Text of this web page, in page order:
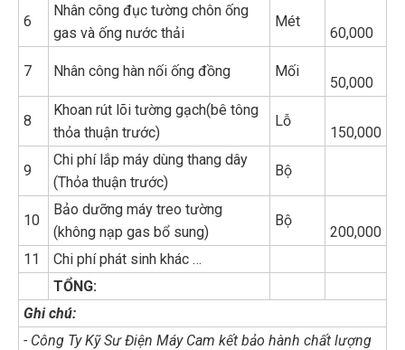
6
Nhân công đục tường chôn ống
gas và ống nước thải
Mét
60,000
7 Nhân công hàn nối ống đồng Mối
50,000
8
Khoan rút lõi tường gạch(bê tông
thỏa thuận trước)
Lỗ
150,000
9
Chi phí lắp máy dùng thang dây
(Thỏa thuận trước)
Bộ
10
Bảo dưỡng máy treo tường
(không nạp gas bổ sung)
Bộ
200,000
11
Chi phí phát sinh khác …
TỔNG:
Ghi chú:
- Công Ty Kỹ Sư Điện Máy Cam kết bảo hành chất lượng